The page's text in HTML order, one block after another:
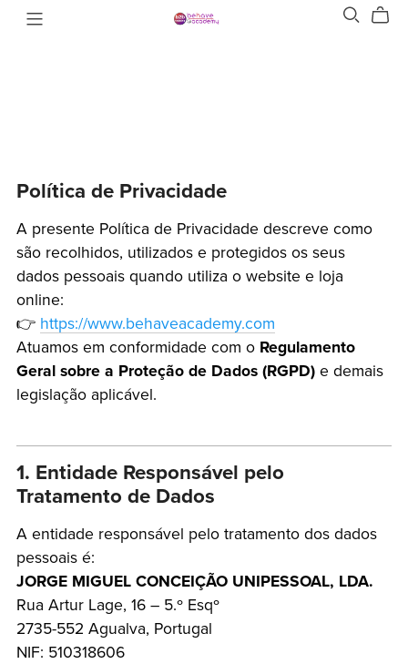
Política de Privacidade
A presente Política de Privacidade descreve como
são recolhidos, utilizados e protegidos os seus
dados pessoais quando utiliza o website e loja
online:
👉 https://www.behaveacademy.com
Atuamos em conformidade com o Regulamento
Geral sobre a Proteção de Dados (RGPD)e demais
legislação aplicável.
1. Entidade Responsável pelo
Tratamento de Dados
A entidade responsável pelo tratamento dos dados
pessoais é:
JORGE MIGUEL CONCEIÇÃO UNIPESSOAL, LDA.
Rua Artur Lage, 16 – 5.º Esqº
2735-552 Agualva, Portugal
NIF: 510318606